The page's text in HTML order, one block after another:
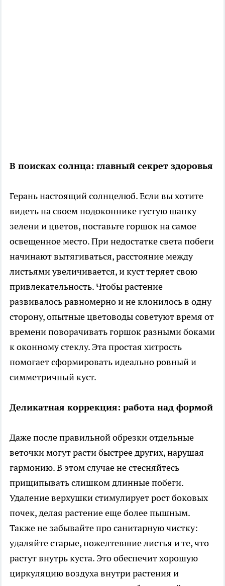
В поисках солнца: главный секрет здоровья
Герань настоящий солнцелюб. Если вы хотите
видеть на своем подоконнике густую шапку
зелени и цветов, поставьте горшок на самое
освещенное место. При недостатке света побеги
начинают вытягиваться, расстояние между
листьями увеличивается, и куст теряет свою
привлекательность. Чтобы растение
развивалось равномерно и не клонилось в одну
сторону, опытные цветоводы советуют время от
времени поворачивать горшок разными боками
к оконному стеклу. Эта простая хитрость
помогает сформировать идеально ровный и
симметричный куст.
Деликатная коррекция: работа над формой
Даже после правильной обрезки отдельные
веточки могут расти быстрее других, нарушая
гармонию. В этом случае не стесняйтесь
прищипывать слишком длинные побеги.
Удаление верхушки стимулирует рост боковых
почек, делая растение еще более пышным.
Также не забывайте про санитарную чистку:
удаляйте старые, пожелтевшие листья и те, что
растут внутрь куста. Это обеспечит хорошую
циркуляцию воздуха внутри растения и